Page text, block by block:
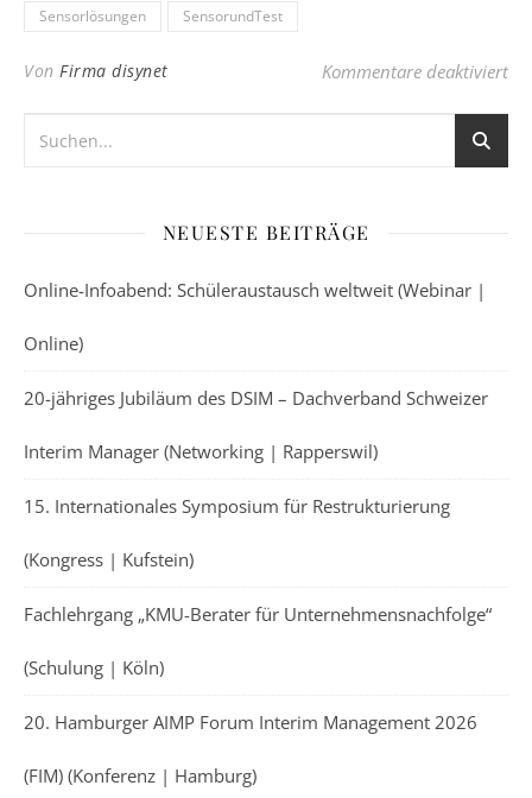
Sensorlösungen
SensorundTest
Von Firma disynet Kommentare deaktiviertfür
NEUESTE BEITRÄGE
Online-Infoabend: Schüleraustausch weltweit (Webinar |
Online)
20-jähriges Jubiläum des DSIM – Dachverband Schweizer
Interim Manager (Networking | Rapperswil)
15. Internationales Symposium für Restrukturierung
(Kongress | Kufstein)
Fachlehrgang „KMU-Berater für Unternehmensnachfolge“
(Schulung | Köln)
20. Hamburger AIMP Forum Interim Management 2026
(FIM) (Konferenz | Hamburg)